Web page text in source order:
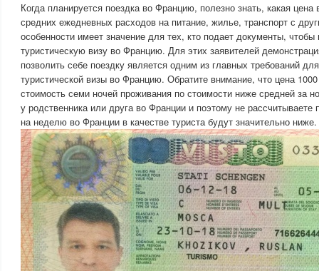
Когда планируется поездка во Францию, полезно знать, какая
средних ежедневных расходов на питание, жилье, транспорт с
особенности имеет значение для тех, кто подает документы,
туристическую визу во Францию. Для этих заявителей
позволить себе поездку является одним из главных требований
туристической визы во Францию. Обратите внимание, что цена
стоимость семи ночей проживания по стоимости ниже средней за
у родственника или друга во Франции и поэтому не
на неделю во Франции в качестве туриста будут значительно ниже.